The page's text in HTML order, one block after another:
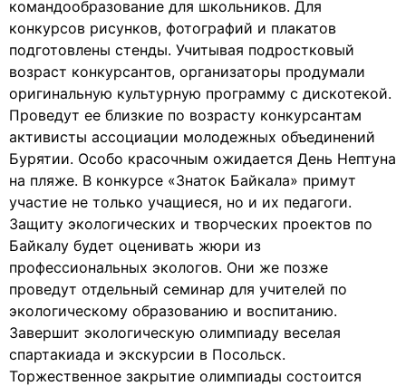
командообразование для школьников. Для
конкурсов рисунков, фотографий и плакатов
подготовлены стенды. Учитывая подростковый
возраст конкурсантов, организаторы продумали
оригинальную культурную программу с дискотекой.
Проведут ее близкие по возрасту конкурсантам
активисты ассоциации молодежных объединений
Бурятии. Особо красочным ожидается День Нептуна
на пляже. В конкурсе «Знаток Байкала» примут
участие не только учащиеся, но и их педагоги.
Защиту экологических и творческих проектов по
Байкалу будет оценивать жюри из
профессиональных экологов. Они же позже
проведут отдельный семинар для учителей по
экологическому образованию и воспитанию.
Завершит экологическую олимпиаду веселая
спартакиада и экскурсии в Посольск.
Торжественное закрытие олимпиады состоится